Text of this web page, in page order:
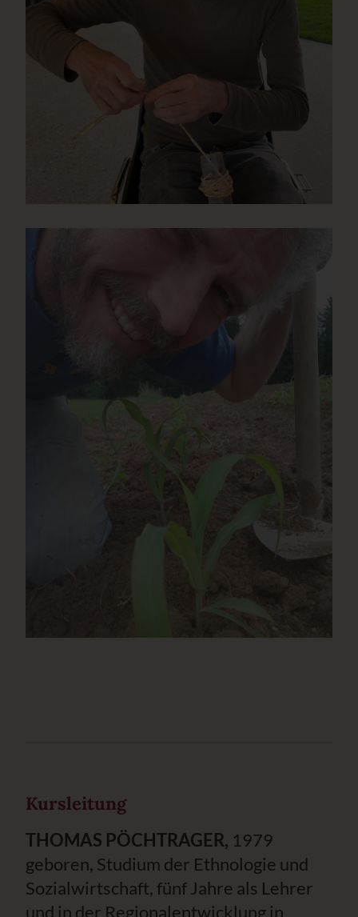
Kursleitung
THOMAS PÖCHTRAGER, 1979
geboren, Studium der Ethnologie und
Sozialwirtschaft, fünf Jahre als Lehrer
und in der Regionalentwicklung in